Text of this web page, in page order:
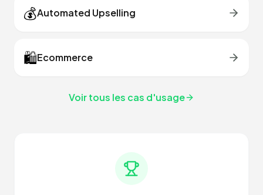
💰Automated Upselling
🛍️Ecommerce
Voir tous les cas d'usage